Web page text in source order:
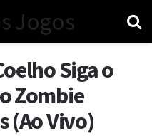
Siga o
Zombie
(Ao Vivo)